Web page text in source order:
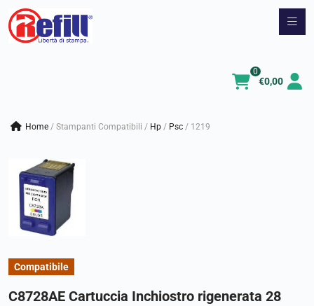
Vai
€0,00
0
Home / Stampanti Compatibili / hp / psc / 1219
Compatibile
C8728AE Cartuccia Inchiostro rigenerata 28